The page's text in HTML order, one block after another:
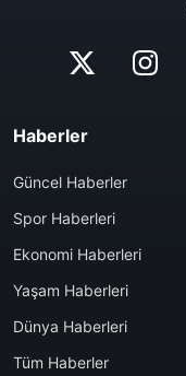
Haberler
Güncel Haberler
Spor Haberleri
Ekonomi Haberleri
Yaşam Haberleri
Dünya Haberleri
Tüm Haberler